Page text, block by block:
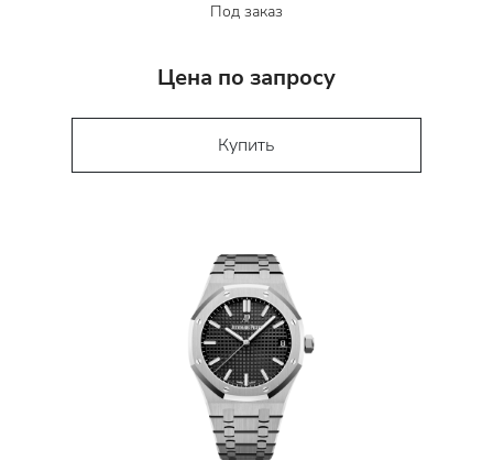
Под заказ
Цена по запросу
Купить